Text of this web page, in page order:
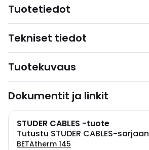
Tuotetiedot
Tekniset tiedot
Tuotekuvaus
Dokumentit ja linkit
STUDER CABLES -tuote
Tutustu STUDER CABLES-sarjaan
BETAtherm 145